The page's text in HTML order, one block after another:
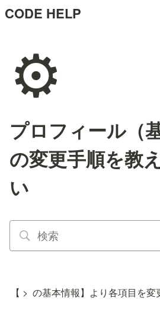
CODE HELP
⚙️
プロフィール（
の変更手順を教
い
【 > の基本情報】より各項目を変